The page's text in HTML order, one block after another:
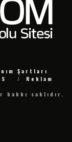
Şartları
Reklam
hakkı saklıdır.